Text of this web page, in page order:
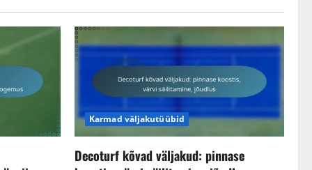
Karmad väljakutüübid
Decoturf kõvad väljakud: pinnase